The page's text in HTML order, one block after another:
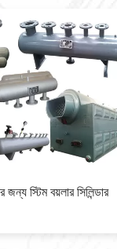
সিলিন্ডার